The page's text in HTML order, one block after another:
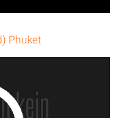
Phuket